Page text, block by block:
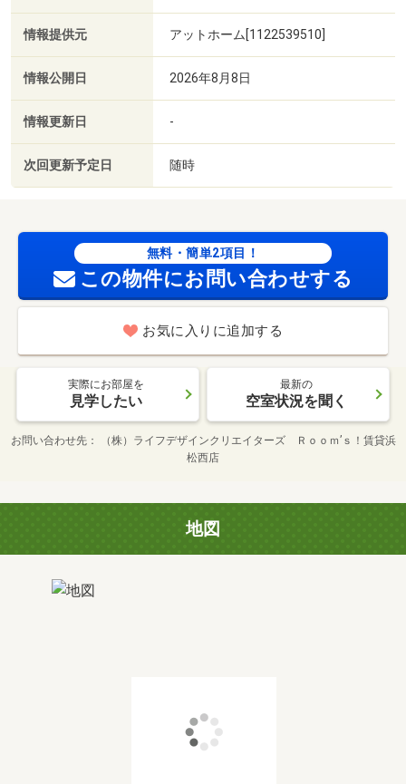
情報提供元 アットホーム[1122539510]
情報公開日 2026年8月8日
情報更新日 -
次回更新予定日 随時
無料・簡単2項目！
この物件にお問い合わせする
お気に入りに追加する
実際にお部屋を
見学したい
最新の
空室状況を聞く
お問い合わせ先
（株）ライフデザインクリエイターズ Ｒｏｏｍ’ｓ！賃貸浜
松西店
地図